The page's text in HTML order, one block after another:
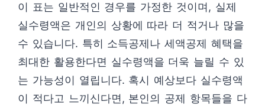
이 표는 일반적인 경우를 가정한 것이며, 실제
실수령액은 개인의 상황에 따라 더 적거나 많을
수 있습니다. 특히 소득공제나 세액공제 혜택을
최대한 활용한다면 실수령액을 더욱 늘릴 수 있
는 가능성이 열립니다. 혹시 예상보다 실수령액
이 적다고 느끼신다면, 본인의 공제 항목들을 다